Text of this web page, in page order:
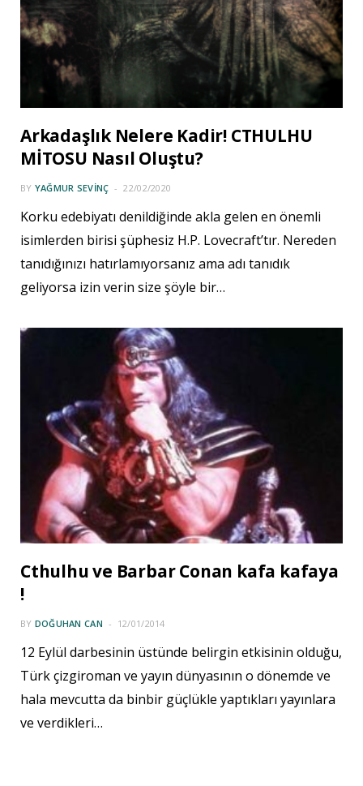
Arkadaşlık Nelere Kadir! CTHULHU
MİTOSU Nasıl Oluştu?
BY YAĞMUR SEVINÇ 22/02/2020
Korku edebiyatı denildiğinde akla gelen en önemli
isimlerden birisi şüphesiz H.P. Lovecraft’tır. Nereden
tanıdığınızı hatırlamıyorsanız ama adı tanıdık
geliyorsa izin verin size şöyle bir…
Cthulhu ve Barbar Conan kafa kafaya
!
BY DOĞUHAN CAN 12/01/2014
12 Eylül darbesinin üstünde belirgin etkisinin olduğu,
Türk çizgiroman ve yayın dünyasının o dönemde ve
hala mevcutta da binbir güçlükle yaptıkları yayınlara
ve verdikleri…